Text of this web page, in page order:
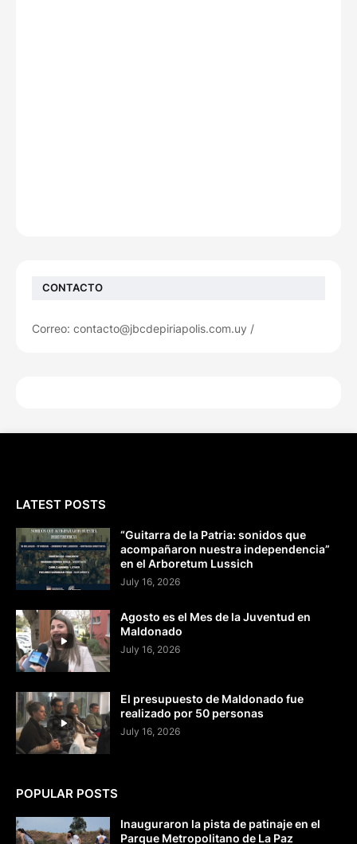
CONTACTO
Correo: contacto@jbcdepiriapolis.com.uy /
LATEST POSTS
“Guitarra de la Patria: sonidos que
acompañaron nuestra independencia”
en el Arboretum Lussich
July 16, 2026
Agosto es el Mes de la Juventud en
Maldonado
July 16, 2026
El presupuesto de Maldonado fue
realizado por 50 personas
July 16, 2026
POPULAR POSTS
Inauguraron la pista de patinaje en el
Parque Metropolitano de La Paz